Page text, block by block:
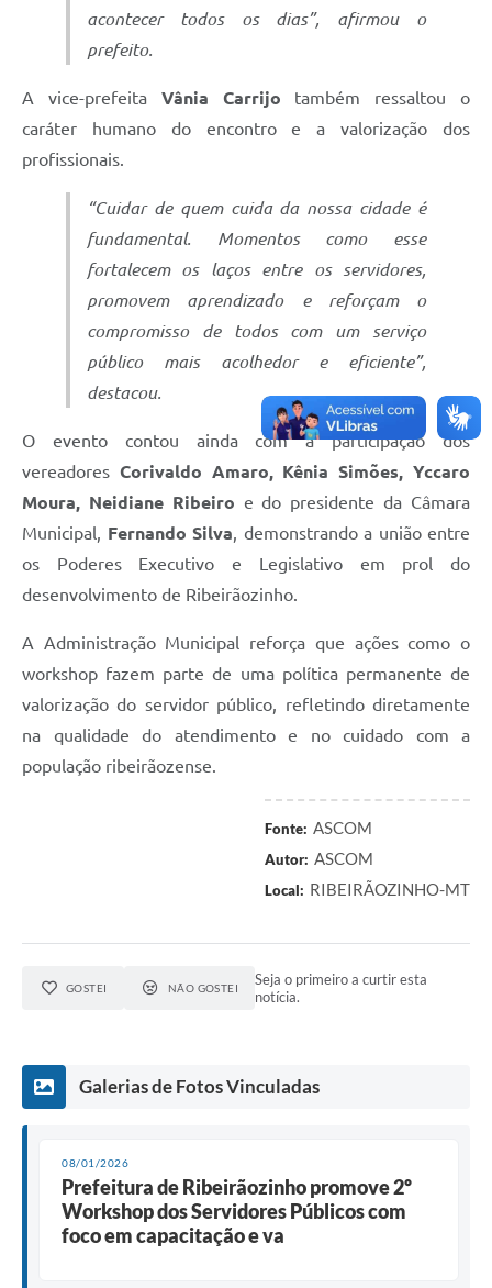
acontecer todos os dias”, afirmou o
prefeito.
A vice-prefeita Vânia Carrijo também ressaltou o
caráter humano do encontro e a valorização dos
profissionais.
“Cuidar de quem cuida da nossa cidade é
fundamental. Momentos como esse
fortalecem os laços entre os servidores,
promovem aprendizado e reforçam o
compromisso de todos com um serviço
público mais acolhedor e eficiente”,
destacou.
O evento contou ainda com a participação dos
vereadores Corivaldo Amaro, Kênia Simões, Yccaro
Moura, Neidiane Ribeiro e do presidente da Câmara
Municipal, Fernando Silva, demonstrando a união entre
os Poderes Executivo e Legislativo em prol do
desenvolvimento de Ribeirãozinho.
A Administração Municipal reforça que ações como o
workshop fazem parte de uma política permanente de
valorização do servidor público, refletindo diretamente
na qualidade do atendimento e no cuidado com a
população ribeirãozense.
Fonte: ASCOM
Autor: ASCOM
Local: RIBEIRÃOZINHO-MT
GOSTEI NÃO GOSTEI
Seja o primeiro a curtir esta
notícia.
Galerias de Fotos Vinculadas
08/01/2026
Prefeitura de Ribeirãozinho promove 2º
Workshop dos Servidores Públicos com
foco em capacitação e va